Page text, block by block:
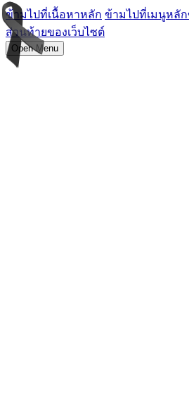
ข้ามไปที่เนื้อหาหลัก ข้ามไปที่เมนูหลัก
ส่วนท้ายของเว็บไซต์
Open Menu